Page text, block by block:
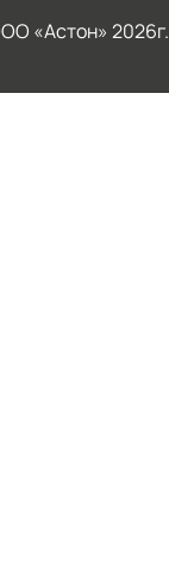
«Астон» 2026г.